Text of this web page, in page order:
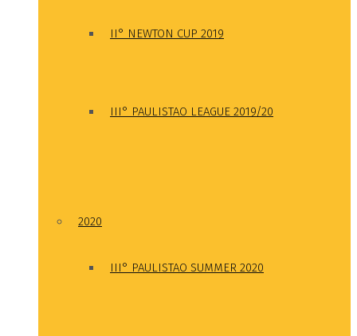
II° NEWTON CUP 2019
III° PAULISTAO LEAGUE 2019/20
2020
III° PAULISTAO SUMMER 2020